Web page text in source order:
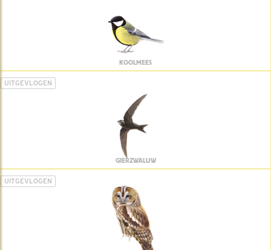
KOOLMEES
UITGEVLOGEN
GIERZWALUW
UITGEVLOGEN